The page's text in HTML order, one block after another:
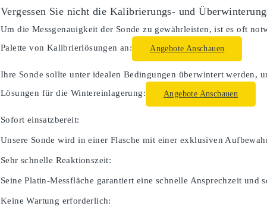
Vergessen Sie nicht die Kalibrierungs- und
Um die Messgenauigkeit der Sonde zu gewährleisten, ist es oft
Palette von Kalibrierlösungen an:
Angebote Anschauen
Ihre Sonde sollte unter idealen Bedingungen überwintert werden,
Lösungen für die Wintereinlagerung:
Angebote Anschauen
Sofort einsatzbereit:
Unsere Sonde wird in einer Flasche mit einer exklusiven
Sehr schnelle Reaktionszeit:
Seine Platin-Messfläche garantiert eine schnelle Ansprechzeit und
Keine Wartung erforderlich: